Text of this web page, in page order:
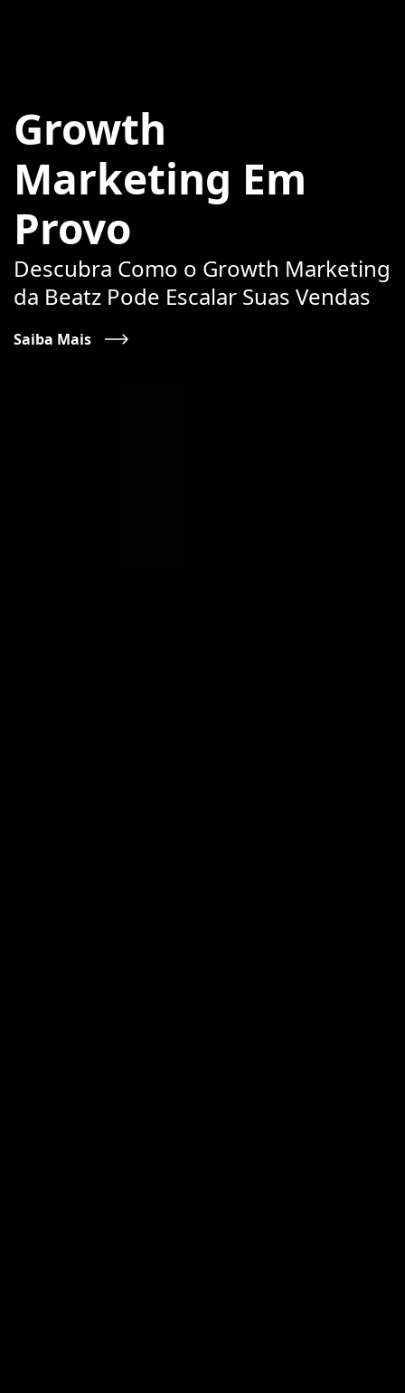
Growth
Marketing Em
Provo
Descubra Como o Growth Marketing
da Beatz Pode Escalar Suas Vendas
Saiba Mais